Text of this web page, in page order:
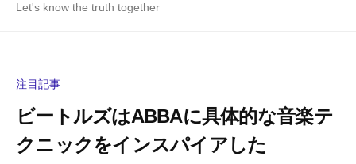
Let's know the truth together
注目記事
ビートルズはABBAに具体的な音楽テ
クニックをインスパイアした